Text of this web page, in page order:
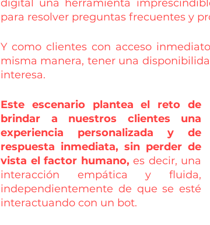
digital una herramienta
para resolver preguntas frecuentes y
Y como clientes con acceso
misma manera, tener una
interesa.
Este escenario plantea el reto de
brindar a nuestros clientes una
experiencia personalizada y de
respuesta inmediata, sin perder de
vista el factor humano, es decir, una
interacción empática y fluida,
independientemente de que se esté
interactuando con un bot.